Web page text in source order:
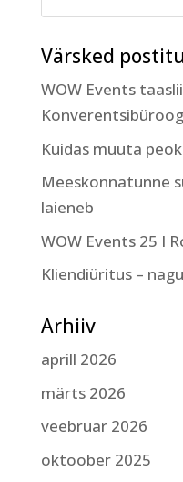
Värsked
WOW Events
Kuidas muuta
Meeskonnatunne
laieneb
WOW Events 25 I
Kliendiüritus –
Arhiiv
aprill 2026
märts 2026
veebruar 2026
oktoober 2025